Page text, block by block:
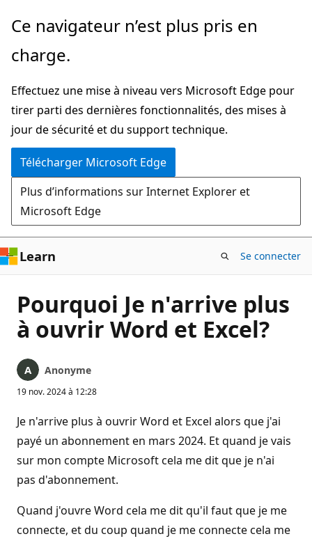
Passer
directement
au
principal
Ce navigateur n’est plus pris en
charge.
Effectuez une mise à niveau vers Microsoft Edge pour
tirer parti des dernières fonctionnalités, des mises à
jour de sécurité et du support technique.
Télécharger Microsoft Edge
Plus d’informations sur Internet Explorer et
Microsoft Edge
Learn Se connecter
Pourquoi Je n'arrive plus
à ouvrir Word et Excel?
Anonyme
19 nov. 2024 à 12:28
Je n'arrive plus à ouvrir Word et Excel alors que j'ai
payé un abonnement en mars 2024. Et quand je vais
sur mon compte Microsoft cela me dit que je n'ai
pas d'abonnement.
Quand j'ouvre Word cela me dit qu'il faut que je me
connecte, et du coup quand je me connecte cela me